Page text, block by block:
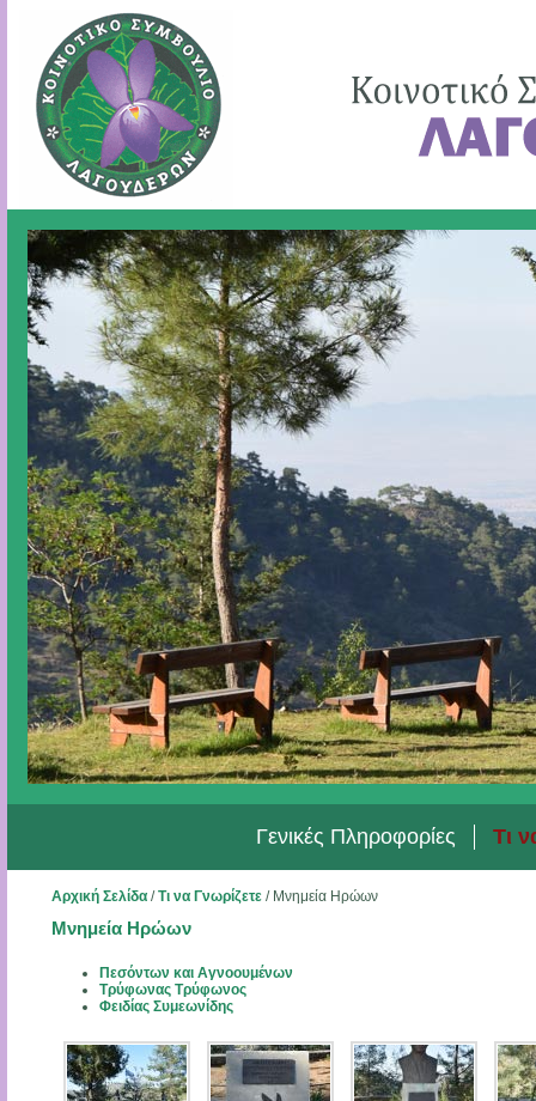
Γενικές Πληροφορίες Τι
Αρχική Σελίδα/Τι να Γνωρίζετε/ Μνημεία Ηρώων
Μνημεία Ηρώων
Πεσόντων και Αγνοουμένων
Τρύφωνας Τρύφωνος
Φειδίας Συμεωνίδης